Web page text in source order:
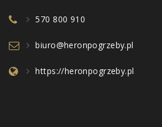
570 800 910
biuro@heronpogrzeby.pl
https://heronpogrzeby.pl